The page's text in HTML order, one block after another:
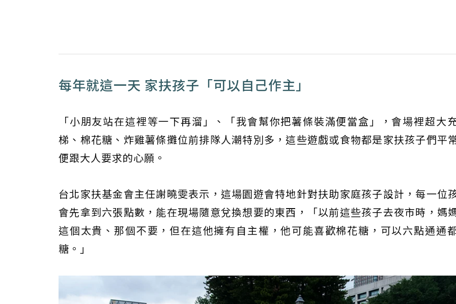
每年就這一天 家扶孩子「可以自己作主」
「小朋友站在這裡等一下再溜」、「我會幫你把薯條裝滿便當盒」，會場裡超大
梯、棉花糖、炸雞薯條攤位前排隊人潮特別多，這些遊戲或食物都是家扶孩子們平
便跟大人要求的心願。
台北家扶基金會主任謝曉雯表示，這場園遊會特地針對扶助家庭孩子設計，每一位
會先拿到六張點數，能在現場隨意兌換想要的東西，「以前這些孩子去夜市時，媽
這個太貴、那個不要，但在這他擁有自主權，他可能喜歡棉花糖，可以六點通通
糖。」